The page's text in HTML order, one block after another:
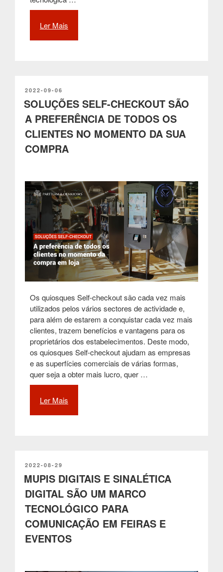
Ler Mais
digitalização
nas
Smart
Cities”
PUBLICADO
EM
2022-09-06
SOLUÇÕES SELF-CHECKOUT SÃO
A PREFERÊNCIA DE TODOS OS
CLIENTES NO MOMENTO DA SUA
COMPRA
Os quiosques Self-checkout são cada vez mais
utilizados pelos vários sectores de actividade e,
para além de estarem a conquistar cada vez mais
clientes, trazem benefícios e vantagens para os
proprietários dos estabelecimentos. Deste modo,
os quiosques Self-checkout ajudam as empresas
e as superfícies comerciais de várias formas,
quer seja a obter mais lucro, quer …
Ler Mais
todos
os
clientes
no
momento
sua
PUBLICADO
EM
2022-08-29
MUPIS DIGITAIS E SINALÉTICA
DIGITAL SÃO UM MARCO
TECNOLÓGICO PARA
COMUNICAÇÃO EM FEIRAS E
EVENTOS